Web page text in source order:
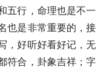
五行，命理也是不一
也是非常重要的，接
，好听好看好记，无
符合，卦象吉祥；字